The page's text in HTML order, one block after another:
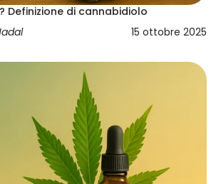
Definizione di cannabidiolo
15 ottobre 2025